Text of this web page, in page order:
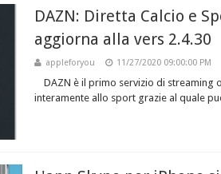
DAZN: Diretta Calcio e
aggiorna alla vers 2.4.30
appleforyou 11/27/2020 09:00:00 PM
DAZN è il primo servizio di streaming
interamente allo sport grazie al quale